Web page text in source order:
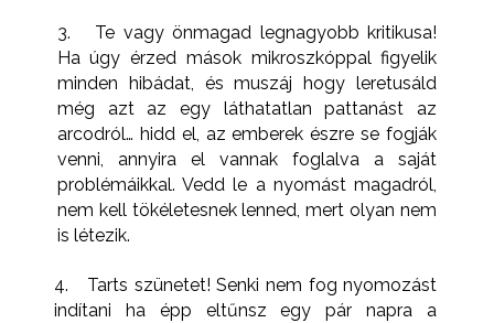
3.
Te vagy önmagad legnagyobb kritikusa!
Ha úgy érzed mások mikroszkóppal figyelik
minden hibádat, és muszáj hogy leretusáld
még azt az egy láthatatlan pattanást az
arcodról… hidd el, az emberek észre se fogják
venni, annyira el vannak foglalva a saját
problémáikkal. Vedd le a nyomást magadról,
nem kell tökéletesnek lenned, mert olyan nem
is létezik.
4.
Tarts szünetet! Senki nem fog nyomozást
indítani ha épp eltűnsz egy pár napra a